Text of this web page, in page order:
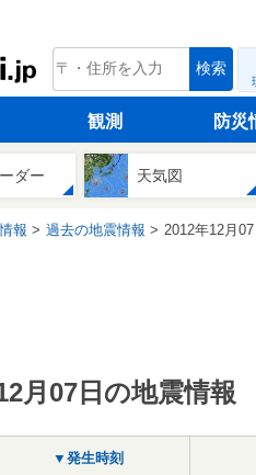
tenki.jp 検索
観測 防災
ダー 天気図
報 過去の地震情報 2012年12月07
月07日の地震情報
▼発生時刻